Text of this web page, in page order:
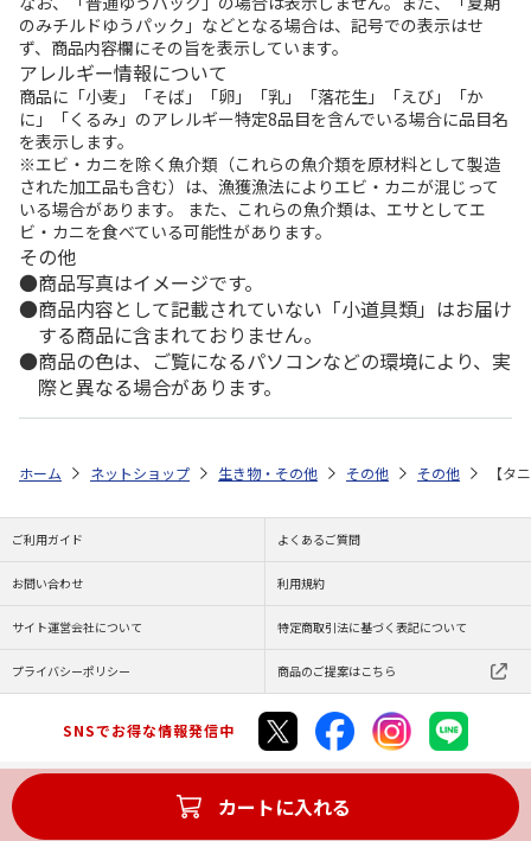
のみチルドゆうパック」などとなる場合は、記号での表示はせ
ず、商品内容欄にその旨を表示しています。
アレルギー情報について
商品に「小麦」「そば」「卵」「乳」「落花生」「えび」「か
に」「くるみ」のアレルギー特定8品目を含んでいる場合に品目名
を表示します。
※エビ・カニを除く魚介類（これらの魚介類を原材料として製造
された加工品も含む）は、漁獲漁法によりエビ・カニが混じって
いる場合があります。 また、これらの魚介類は、エサとしてエ
ビ・カニを食べている可能性があります。
その他
商品写真はイメージです。
商品内容として記載されていない「小道具類」はお届け
する商品に含まれておりません。
商品の色は、ご覧になるパソコンなどの環境により、実
際と異なる場合があります。
カートに入れる
ホーム ネットショップ 生き物・その他 その他 その他 【タ
ご利用ガイド よくあるご質問
お問い合わせ 利用規約
サイト運営会社について 特定商取引法に基づく表記について
プライバシーポリシー 商品のご提案はこちら
SNSでお得な情報発信中